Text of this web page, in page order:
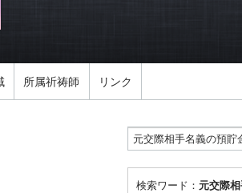
所属祈祷師 リンク
検索ワード： 元交際